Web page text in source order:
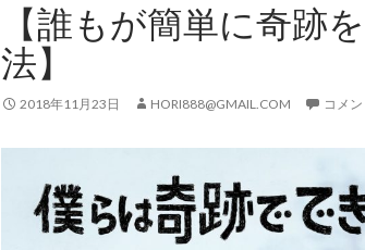
【誰もが簡単に奇跡
法】
2018年11月23日 HORI888@GMAIL.COM コメ